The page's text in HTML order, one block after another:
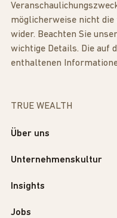
möglicherweise nicht
wider. Beachten Sie
wichtige Details. Die auf
enthaltenen
TRUE WEALTH
Über uns
Unternehmenskultur
Insights
Jobs